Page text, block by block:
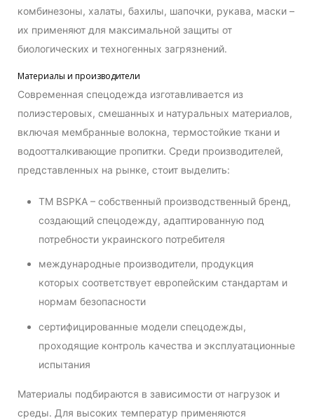
комбинезоны, халаты, бахилы, шапочки, рукава, маски –
их применяют для максимальной защиты от
биологических и техногенных загрязнений.
Материалы и производители
Современная спецодежда изготавливается из
полиэстеровых, смешанных и натуральных материалов,
включая мембранные волокна, термостойкие ткани и
водоотталкивающие пропитки. Среди производителей,
представленных на рынке, стоит выделить:
ТМ BSPKA – собственный производственный бренд,
создающий спецодежду, адаптированную под
потребности украинского потребителя
международные производители, продукция
которых соответствует европейским стандартам и
нормам безопасности
сертифицированные модели спецодежды,
проходящие контроль качества и эксплуатационные
испытания
Материалы подбираются в зависимости от нагрузок и
среды. Для высоких температур применяются